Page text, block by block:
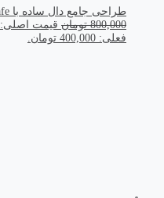
طراحی جامع دال ساده با Etabs , Safe
800,000 تومان قیمت اصلی: 800,000 تومان بود.
فعلی: 400,000 تومان.